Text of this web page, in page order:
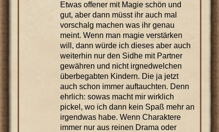
Etwas offener mit Magie schön und
gut, aber dann müsst ihr auch mal
vorschalg machen was ihr genau
meint. Wenn man magie verstärken
will, dann würde ich dieses aber auch
weiterhin nur den Sidhe mit Partner
gewähren und nicht irgnedwelchen
überbegabten Kindern. Die ja jetzt
auch schon immer auftauchten. Denn
ehrlich: sowas macht mir wirklich
pickel, wo ich dann kein Spaß mehr an
irgendwas habe. Wenn Charaktere
immer nur aus reinen Drama oder